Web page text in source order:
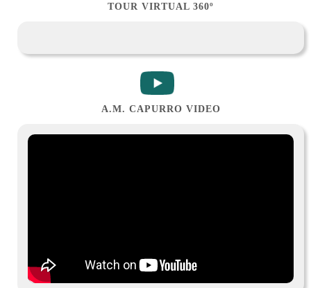
TOUR VIRTUAL 360º
A.M. CAPURRO VIDEO